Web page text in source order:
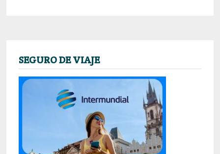
SEGURO DE VIAJE